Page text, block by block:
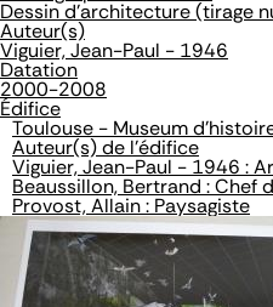
Dessin d'architecture (tirage
Auteur(s)
Viguier, Jean-Paul - 1946
Datation
2000-2008
Édifice
Toulouse - Museum
Auteur(s) de l'édifice
Viguier, Jean-Paul - 1946 :
Beaussillon, Bertrand : Chef
Provost, Allain : Paysagiste